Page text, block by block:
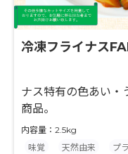
冷凍フライナス
ナス特有の色あい・
商品。
内容量：2.5kg
味覚
天然由来 プ